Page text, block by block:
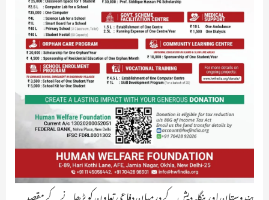
ہندوستان اور بنگلہ دیش کے درمیان دفاعی تعاون کو بڑھانے کے مقصد